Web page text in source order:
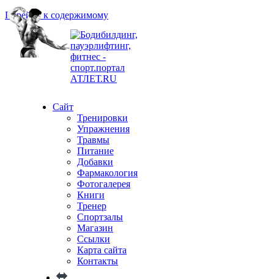
Перейти к содержимому
Сайт
Тренировки
Упражнения
Травмы
Питание
Добавки
Фармакология
Фотогалерея
Книги
Тренер
Спортзалы
Магазин
Ссылки
Карта сайта
Контакты